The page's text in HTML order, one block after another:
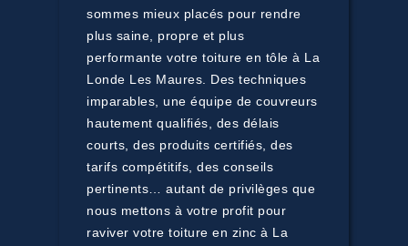
sommes mieux placés pour rendre
plus saine, propre et plus
performante votre toiture en tôle à La
Londe Les Maures. Des techniques
imparables, une équipe de couvreurs
hautement qualifiés, des délais
courts, des produits certifiés, des
tarifs compétitifs, des conseils
pertinents… autant de privilèges que
nous mettons à votre profit pour
raviver votre toiture en zinc à La